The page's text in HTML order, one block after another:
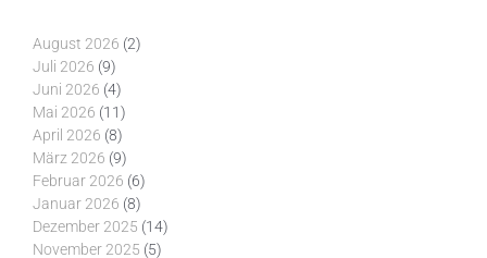
August 2026 (2)
Juli 2026 (9)
Juni 2026 (4)
Mai 2026 (11)
April 2026 (8)
März 2026 (9)
Februar 2026 (6)
Januar 2026 (8)
Dezember 2025 (14)
November 2025 (5)